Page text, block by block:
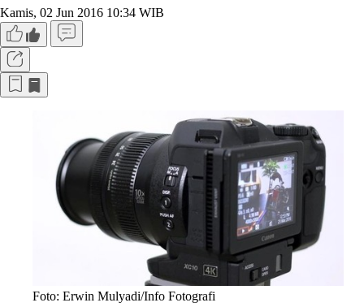
Kamis, 02 Jun 2016 10:34 WIB
Foto: Erwin Mulyadi/Info Fotografi